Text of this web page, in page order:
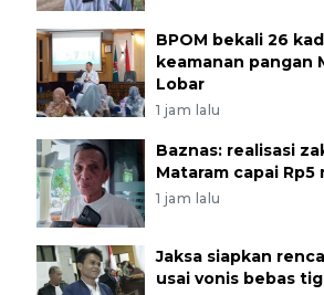
BPOM bekali 26
keamanan pangan
Lobar
1 jam lalu
Baznas: realisasi
Mataram capai Rp5
1 jam lalu
Jaksa siapkan
usai vonis bebas